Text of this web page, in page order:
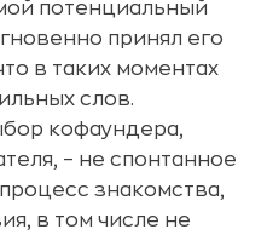
потенциальный
принял его
в таких моментах
слов.
кофаундера,
– не спонтанное
знакомства,
в том числе не